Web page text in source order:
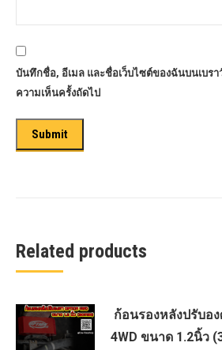
บันทึกชื่อ, อีเมล และชื่อเว็บไซต์ของฉันบนเบรา
ความเห็นครั้งถัดไป
Related products
ก้อนรองหลังปรับอง
4WD ขนาด 1.2นิ้ว